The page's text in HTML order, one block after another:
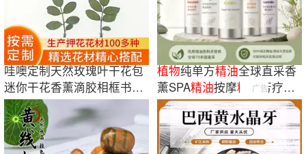
哇噢定制天然玫瑰叶干花包
迷你干花香薰滴胶相框书签
押花DIY材料
植物纯单方精油全球直采香
薰SPA精油按摩精油芳疗工
业取样使用
广告